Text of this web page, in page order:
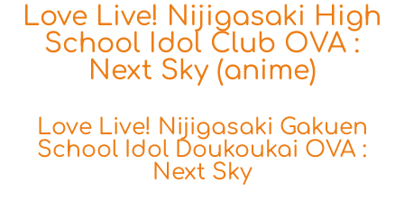
Love Live! Nijigasaki High
School Idol Club OVA :
Next Sky (anime)
Love Live! Nijigasaki Gakuen
School Idol Doukoukai OVA :
Next Sky